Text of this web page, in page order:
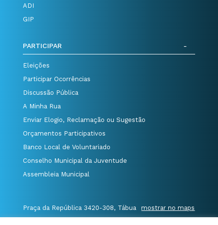
ADI
GIP
PARTICIPAR
Eleições
Participar Ocorrências
Discussão Pública
A Minha Rua
Enviar Elogio, Reclamação ou Sugestão
Orçamentos Participativos
Banco Local de Voluntariado
Conselho Municipal da Juventude
Assembleia Municipal
Praça da República 3420-308, Tábua mostrar no maps